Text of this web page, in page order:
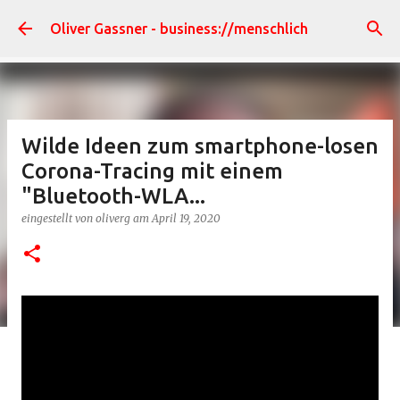
Direkt zum Hauptbereich
Oliver Gassner - business://menschlich
Wilde Ideen zum smartphone-losen
Corona-Tracing mit einem
"Bluetooth-WLA...
eingestellt von oliverg amApril 19, 2020